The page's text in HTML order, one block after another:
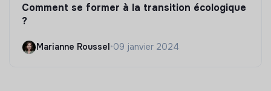
Comment se former à la transition écologique
?
Marianne Roussel •09 janvier 2024